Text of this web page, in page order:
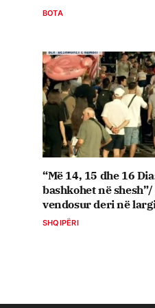
BOTA
“Më 14, 15 dhe 16
bashkohet në
vendosur deri në
SHQIPËRI